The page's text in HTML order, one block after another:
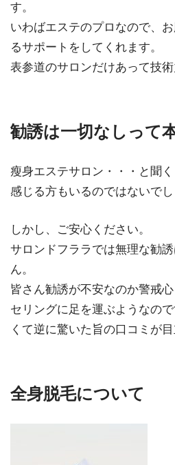
す。
いわばエステのプロなので、
るサポートをしてくれます。
表参道のサロンだけあって技
勧誘は一切なしって
瘦身エステサロン・・・と聞
感じる方もいるのではないでし
しかし、ご安心ください。
サロンドフララでは無理な勧
ん。
皆さん勧誘が不安なのか警戒
セリングに足を運ぶようなの
くて逆に驚いた旨の口コミが目
全身脱毛について